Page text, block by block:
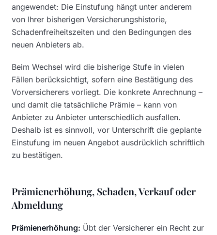
angewendet: Die Einstufung hängt unter anderem
von Ihrer bisherigen Versicherungshistorie,
Schadenfreiheitszeiten und den Bedingungen des
neuen Anbieters ab.
Beim Wechsel wird die bisherige Stufe in vielen
Fällen berücksichtigt, sofern eine Bestätigung des
Vorversicherers vorliegt. Die konkrete Anrechnung –
und damit die tatsächliche Prämie – kann von
Anbieter zu Anbieter unterschiedlich ausfallen.
Deshalb ist es sinnvoll, vor Unterschrift die geplante
Einstufung im neuen Angebot ausdrücklich schriftlich
zu bestätigen.
Prämienerhöhung, Schaden, Verkauf oder
Abmeldung
Prämienerhöhung: Übt der Versicherer ein Recht zur